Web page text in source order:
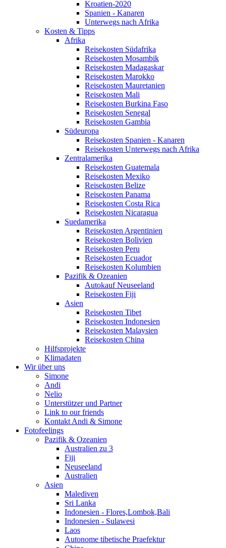
Kroatien-2020
Spanien - Kanaren
Unterwegs nach Afrika
Kosten & Tipps
Afrika
Reisekosten Südafrika
Reisekosten Mosambik
Reisekosten Madagaskar
Reisekosten Marokko
Reisekosten Mauretanien
Reisekosten Mali
Reisekosten Burkina Faso
Reisekosten Senegal
Reisekosten Gambia
Südeuropa
Reisekosten Spanien - Kanaren
Reisekosten Unterwegs nach Afrika
Zentralamerika
Reisekosten Guatemala
Reisekosten Mexiko
Reisekosten Belize
Reisekosten Panama
Reisekosten Costa Rica
Reisekosten Nicaragua
Suedamerika
Reisekosten Argentinien
Reisekosten Bolivien
Reisekosten Peru
Reisekosten Ecuador
Reisekosten Kolumbien
Pazifik & Ozeanien
Autokauf Neuseeland
Reisekosten Fiji
Asien
Reisekosten Tibet
Reisekosten Indonesien
Reisekosten Malaysien
Reisekosten China
Hilfsprojekte
Klimadaten
Wir über uns
Simone
Andi
Nelio
Unterstützer und Partner
Link to our friends
Kontakt Andi & Simone
Fotofeelings
Pazifik & Ozeanien
Australien zu 3
Fiji
Neuseeland
Australien
Asien
Malediven
Sri Lanka
Indonesien - Flores,Lombok,Bali
Indonesien - Sulawesi
Laos
Autonome tibetische Praefektur